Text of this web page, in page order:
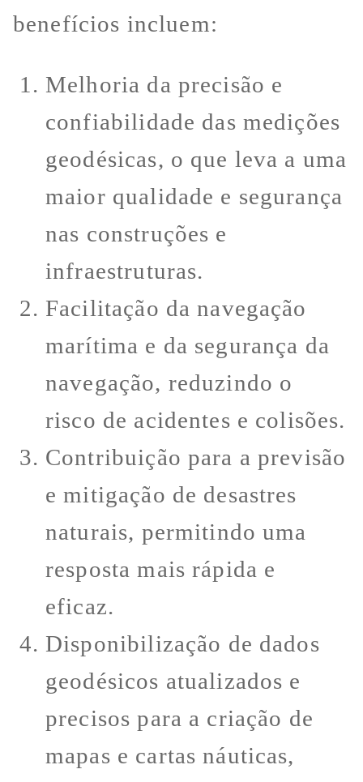
benefícios incluem:
Melhoria da precisão e
confiabilidade das medições
geodésicas, o que leva a uma
maior qualidade e segurança
nas construções e
infraestruturas.
Facilitação da navegação
marítima e da segurança da
navegação, reduzindo o
risco de acidentes e colisões.
Contribuição para a previsão
e mitigação de desastres
naturais, permitindo uma
resposta mais rápida e
eficaz.
Disponibilização de dados
geodésicos atualizados e
precisos para a criação de
mapas e cartas náuticas,